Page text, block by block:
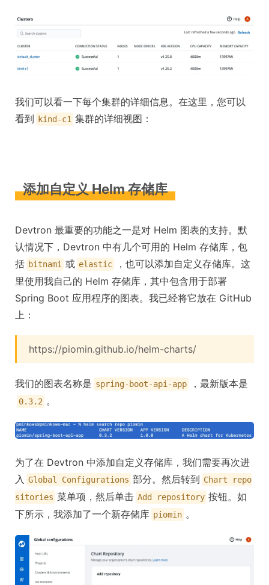
我们可以看一下每个集群的详细信息。在这里，您可以
看到
kind-c1 集群的详细视图：
添加自定义 Helm 存储库
Devtron 最重要的功能之一是对 Helm 图表的支持。默
认情况下，Devtron 中有几个可用的 Helm 存储库，包
括 bitnami 或 elastic
，也可以添加自定义存储库。这
里使用我自己的 Helm 存储库，其中包含用于部署
Spring Boot 应用程序的图表。我已经将它放在 GitHub
上：
https://piomin.github.io/helm-charts/
我们的图表名称是 spring-boot-api-app ，最新版本是
0.3.2 。
为了在 Devtron 中添加自定义存储库，我们需要再次进
入 Global Configurations 部分。然后转到 Chart repo
sitories 菜单项，然后单击 Add repository 按钮。如
下所示，我添加了一个新存储库 piomin 。